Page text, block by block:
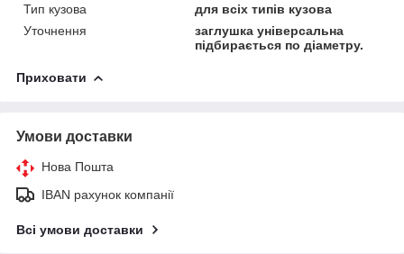
Тип кузова
для всіх типів кузова
Уточнення
заглушка універсальна
підбирається по діаметру.
Приховати
Умови доставки
Нова Пошта
IBAN рахунок компанії
Всі умови доставки